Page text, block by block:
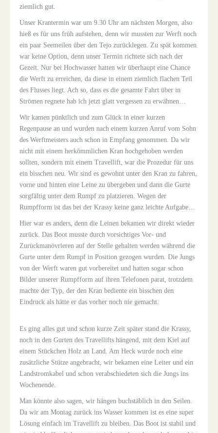
ziemlich gut.
Unser Krantermin war um 9.30 Uhr am nächsten Morgen, also
hieß es für uns früh aufstehen, denn wir mussten zur Werft noch
ein paar Seemeilen über den Tejo zurücklegen. Zu spät kommen
war keine Option, denn unser Termin richtete sich nach der
Gezeit. Nur bei Hochwasser hatten wir überhaupt eine Chance
die Werft zu erreichen, da diese in einem ziemlich flachen Teil
des Flusses liegt. Ach so, dass es die gesamte Fahrt über in
Strömen regnete hab ich jetzt glatt vergessen zu erwähnen…
Wir kamen pünktlich und zum Glück in einer kurzen
Regenpause an und wurden nach einem kurzen Anruf vom Sohn
des Werftmeisters auch schon in Empfang genommen. Da wir
nicht mit einem herkömmlichen Kran hochgehoben werden
sollten, sondern mit einem Travellift, war die Prozedur für uns
ein bisschen neu. Wir sind es gewohnt unter den Kran zu fahren,
vorne und hinten eine Leine zu übergeben und dann die Gurte
sorgfältig unter dem Rumpf zu platzieren. Wegen der
Rumpfform ist das bei der Krassy keine ganz leichte Aufgabe…
Hier war es anders, denn die Leinen bekamen wir direkt wieder
zurück. Das Boot musste durch vorsichtiges Vor- und
Zurückmanövrieren auf der Stelle gehalten werden während die
Gurte unter dem Rumpf in Position gezogen wurden. Die Jungs
von der Werft waren gut vorbereitet und hatten sogar schon
Bilder unserer Rumpfform auf ihren Telefonen parat, trotzdem
machte der Typ, der den Kran bediente ein bisschen den
Eindruck als hätte er das vorher noch nie gemacht.
Es ging alles gut und schon kurze Zeit später stand die Krassy,
noch in den Gurten des Travellifts hängend, mit dem Kiel auf
einem Stückchen Holz an Land. Am Heck wurde noch eine
zusätzliche Stütze angebracht, wir bekamen eine Leiter und ein
Landstromkabel und schon verabschiedeten sich die Jungs ins
Wochenende.
Man könnte also sagen, wir hängen buchstäblich in den Seilen.
Da wir am Montag zurück ins Wasser kommen ist es eine super
Lösung einfach im Travellift zu bleiben. Das Boot ist stabil und